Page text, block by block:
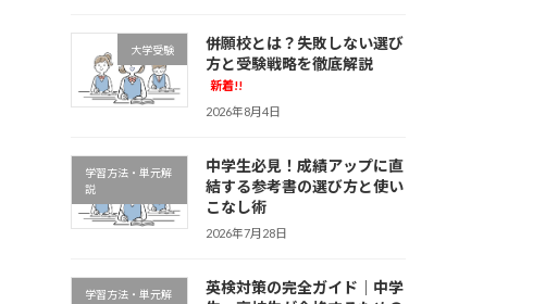
大学受験
併願校とは？失敗しない選び
方と受験戦略を徹底解説
新着!!
2026年8月4日
学習方法・単元解
説
中学生必見！成績アップに直
結する参考書の選び方と使い
こなし術
2026年7月28日
学習方法・単元解
英検対策の完全ガイド｜中学